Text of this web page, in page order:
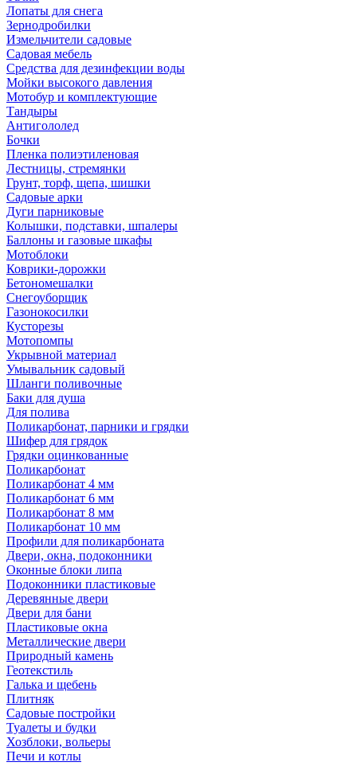
Лопаты для снега
Зернодробилки
Измельчители садовые
Садовая мебель
Средства для дезинфекции воды
Мойки высокого давления
Мотобур и комплектующие
Тандыры
Антигололед
Бочки
Пленка полиэтиленовая
Лестницы, стремянки
Грунт, торф, щепа, шишки
Садовые арки
Дуги парниковые
Колышки, подставки, шпалеры
Баллоны и газовые шкафы
Мотоблоки
Коврики-дорожки
Бетономешалки
Снегоуборщик
Газонокосилки
Кусторезы
Мотопомпы
Укрывной материал
Умывальник садовый
Шланги поливочные
Баки для душа
Для полива
Поликарбонат, парники и грядки
Шифер для грядок
Грядки оцинкованные
Поликарбонат
Поликарбонат 4 мм
Поликарбонат 6 мм
Поликарбонат 8 мм
Поликарбонат 10 мм
Профили для поликарбоната
Двери, окна, подоконники
Оконные блоки липа
Подоконники пластиковые
Деревянные двери
Двери для бани
Пластиковые окна
Металлические двери
Природный камень
Геотекстиль
Галька и щебень
Плитняк
Садовые постройки
Туалеты и будки
Хозблоки, вольеры
Печи и котлы